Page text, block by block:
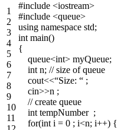
1
2
3
4
5
6
7
8
9
10
11
#include <iostream>
#include <queue>
using namespace std;
int main()
{
queue<int> myQueue;
int n; // size of queue
cout<<“Size: “ ;
cin>>n ;
// create queue
int tempNumber ;
for(int i = 0 ; i<n; i++) {